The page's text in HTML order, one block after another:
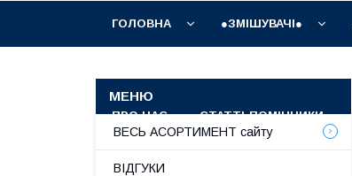
ГОЛОВНА ●ЗМІШУВАЧІ●
ПРО НАС СТАТТІ-ПОМІЧНИКИ
ВЕСЬ АСОРТИМЕНТ сайту
ВІДГУКИ